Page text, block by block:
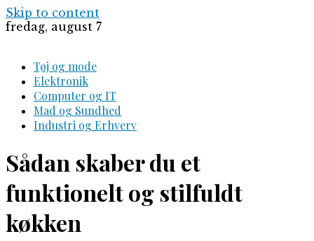
Skip to content
fredag, august 7
Tøj og mode
Elektronik
Computer og IT
Mad og Sundhed
Industri og Erhverv
Sådan skaber du et
funktionelt og stilfuldt
køkken